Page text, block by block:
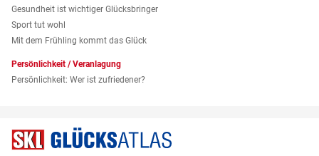
Gesundheit ist wichtiger Glücksbringer
Sport tut wohl
Mit dem Frühling kommt das Glück
Persönlichkeit / Veranlagung
Persönlichkeit: Wer ist zufriedener?